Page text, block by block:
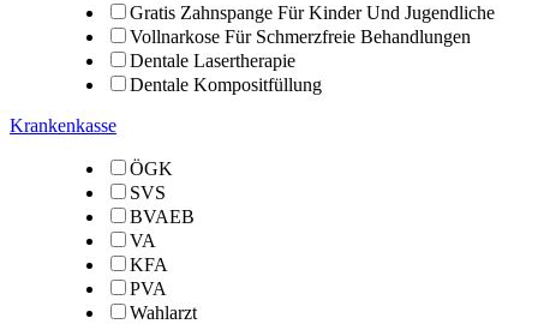
Gratis Zahnspange Für Kinder Und Jugendliche
Vollnarkose Für Schmerzfreie Behandlungen
Dentale Lasertherapie
Dentale Kompositfüllung
Krankenkasse
ÖGK
SVS
BVAEB
VA
KFA
PVA
Wahlarzt